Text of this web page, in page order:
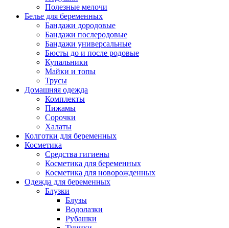
Полезные мелочи
Белье для беременных
Бандажи дородовые
Бандажи послеродовые
Бандажи универсальные
Бюсты до и после родовые
Купальники
Майки и топы
Трусы
Домашняя одежда
Комплекты
Пижамы
Сорочки
Халаты
Колготки для беременных
Косметика
Cредства гигиены
Косметика для беременных
Косметика для новорожденных
Одежда для беременных
Блузки
Блузы
Водолазки
Рубашки